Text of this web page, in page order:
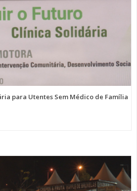
para Utentes Sem Médico de Família